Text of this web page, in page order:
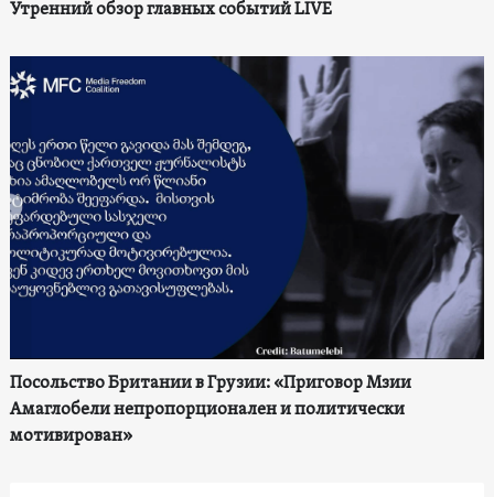
Утренний обзор главных событий LIVE
Посольство Британии в Грузии: «Приговор Мзии
Амаглобели непропорционален и политически
мотивирован»